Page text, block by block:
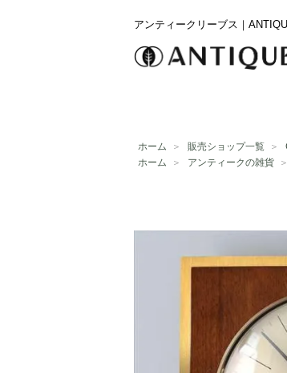
アンティークリーブス｜
ホーム ＞ 販売ショップ一覧 ＞
ホーム
＞ アンティークの雑貨 ＞